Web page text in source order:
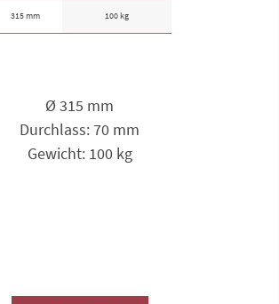
315 mm 100 kg
Ø 315 mm
Durchlass: 70 mm
Gewicht: 100 kg